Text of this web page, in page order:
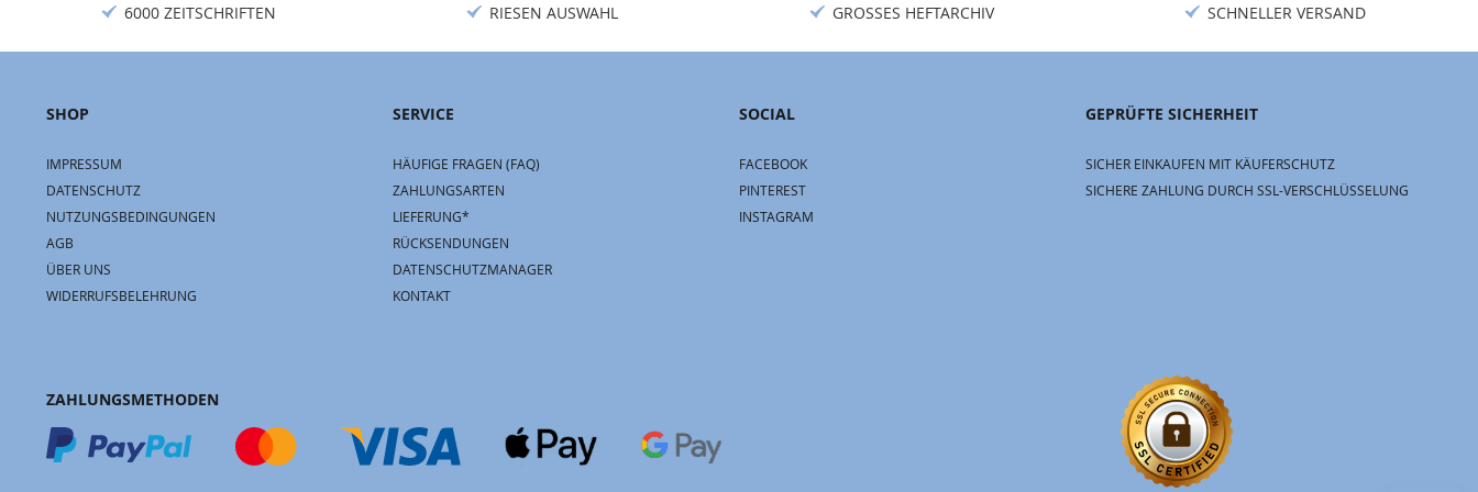
6000 ZEITSCHRIFTEN RIESEN AUSWAHL GROSSES HEFTARCHIV SCHNELLER VERSAND
SHOP
IMPRESSUM
DATENSCHUTZ
NUTZUNGSBEDINGUNGEN
AGB
ÜBER UNS
WIDERRUFSBELEHRUNG
SERVICE
HÄUFIGE FRAGEN (FAQ)
ZAHLUNGSARTEN
LIEFERUNG*
RÜCKSENDUNGEN
DATENSCHUTZMANAGER
KONTAKT
SOCIAL
FACEBOOK
PINTEREST
INSTAGRAM
GEPRÜFTE SICHERHEIT
SICHER EINKAUFEN MIT KÄUFERSCHUTZ
SICHERE ZAHLUNG DURCH SSL-VERSCHLÜSSELUNG
ZAHLUNGSMETHODEN